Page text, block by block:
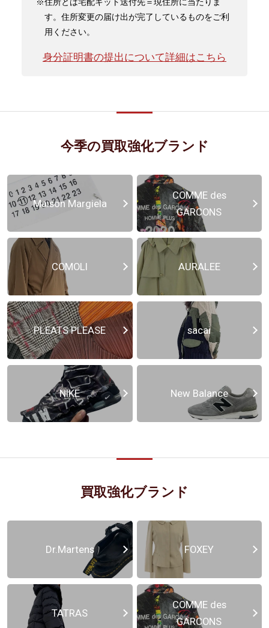
す。住所変更の届け出が完了しているものをご利
用ください。
身分証明書の提出について詳細はこちら
今季の買取強化ブランド
Maison Margiela
COMME des
GARCONS
COMOLI AURALEE
PLEATS PLEASE sacai
NIKE New Balance
買取強化ブランド
Dr.Martens FOXEY
TATRAS
COMME des
GARCONS